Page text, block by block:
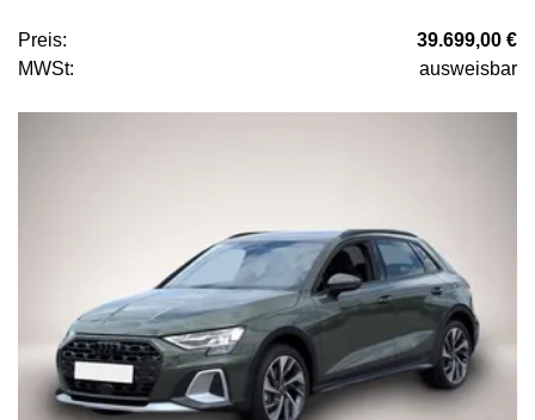
Preis:
39.699,00 €
MWSt:
ausweisbar